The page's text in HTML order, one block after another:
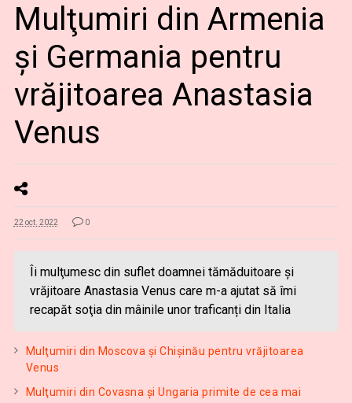
Mulţumiri din Armenia
și Germania pentru
vrăjitoarea Anastasia
Venus
22 oct. 2022 0
Îi mulţumesc din suflet doamnei tămăduitoare și
vrăjitoare Anastasia Venus care m-a ajutat să îmi
recapăt soţia din mâinile unor traficanți din Italia
Mulţumiri din Moscova și Chișinău pentru vrăjitoarea
Venus
Mulţumiri din Covasna și Ungaria primite de cea mai